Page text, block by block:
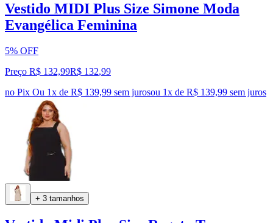
Vestido MIDI Plus Size Simone Moda
Evangélica Feminina
5% OFF
Preço R$ 132,99R$ 132,99
no Pix Ou 1x de R$ 139,99 sem jurosou 1x de R$ 139,99 sem juros
+ 3 tamanhos